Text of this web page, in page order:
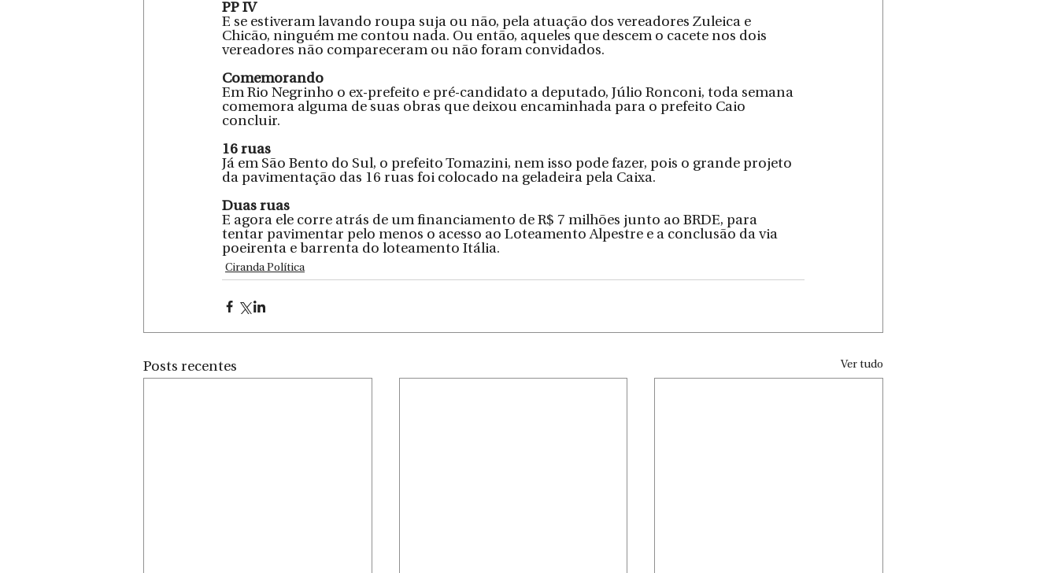
PP IV
E se estiveram lavando roupa suja ou não, pela atuação dos vereadores Zuleica e
Chicão, ninguém me contou nada. Ou então, aqueles que descem o cacete nos dois
vereadores não compareceram ou não foram convidados.
Comemorando
Em Rio Negrinho o ex-prefeito e pré-candidato a deputado, Júlio Ronconi, toda semana
comemora alguma de suas obras que deixou encaminhada para o prefeito Caio
concluir.
16 ruas
Já em São Bento do Sul, o prefeito Tomazini, nem isso pode fazer, pois o grande projeto
da pavimentação das 16 ruas foi colocado na geladeira pela Caixa.
Duas ruas
E agora ele corre atrás de um financiamento de R$ 7 milhões junto ao BRDE, para
tentar pavimentar pelo menos o acesso ao Loteamento Alpestre e a conclusão da via
poeirenta e barrenta do loteamento Itália.
Ciranda Política
Posts recentes Ver tudo